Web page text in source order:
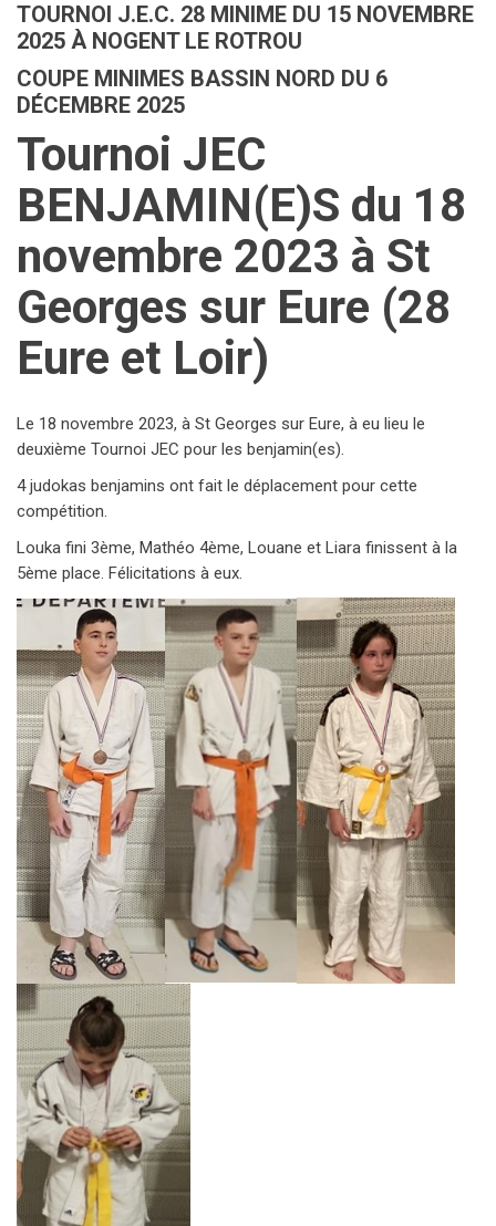
TOURNOI J.E.C. 28 MINIME DU 15 NOVEMBRE
2025 À NOGENT LE ROTROU
COUPE MINIMES BASSIN NORD DU 6
DÉCEMBRE 2025
Tournoi JEC
BENJAMIN(E)S du 18
novembre 2023 à St
Georges sur Eure (28
Eure et Loir)
Le 18 novembre 2023, à St Georges sur Eure, à eu lieu le
deuxième Tournoi JEC pour les benjamin(es).
4 judokas benjamins ont fait le déplacement pour cette
compétition.
Louka fini 3ème, Mathéo 4ème, Louane et Liara finissent à la
5ème place. Félicitations à eux.